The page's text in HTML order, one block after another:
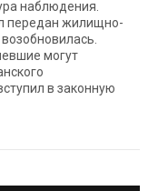
наблюдения.
передан жилищно-
могут
в законную